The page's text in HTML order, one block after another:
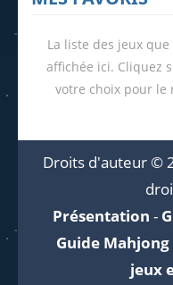
La liste des jeux
affichée ici. Cliquez
votre choix pour le
Droits d'auteur ©
Présentation -
Guide
jeux